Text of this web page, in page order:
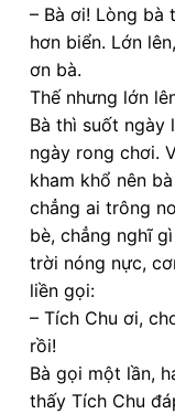
– Bà ơi! Lòng bà
hơn biển. Lớn
ơn bà.
Thế nhưng lớn
Bà thì suốt ngày
ngày rong chơi.
kham khổ nên
chẳng ai trông
bè, chẳng nghĩ
trời nóng nực,
liền gọi:
– Tích Chu ơi,
rồi!
Bà gọi một lần,
thấy Tích Chu